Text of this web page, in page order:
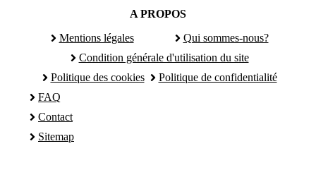
A PROPOS
Mentions légales
Qui sommes-nous?
Condition générale d'utilisation du site
Politique des cookies
Politique de confidentialité
FAQ
Contact
Sitemap